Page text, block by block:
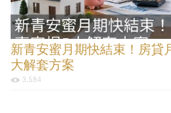
新青安蜜月期快結束！房貸
大解套方案
3,584